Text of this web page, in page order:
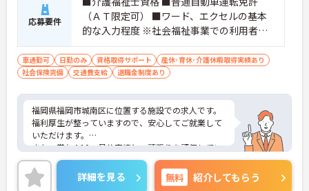
応募要件
（ＡＴ限定可） ■ワード、エクセルの基本
的な入力程度 ※社会福祉事業での利用者支
援経験 あれば尚可
車通勤可 日勤のみ 資格取得サポート
産休･育休･介護休暇取得実績あり
社会保険完備
交通費支給 退職金制度あり
福岡県福岡市城南区に位置する施設での求人です。
福利厚生が整っていますので、安心してご就業して
いただけます。
また、賞与4.10ヶ月分実績と、頑張りを評価してい
ただけます。
ご興味のある方は、お気軽にお問い合わせくださ
い。
詳細を見る 無料 紹介してもらう